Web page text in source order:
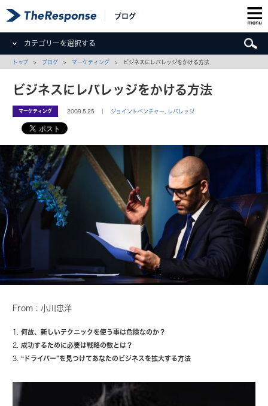
ブログ
カテゴリーを選択する
トップ > ブログ > マーケティング > ビジネスにレバレッジをかける方法
ビジネスにレバレッジをかける方法
マーケティング 2009.5.25 ｜ ジョイントベンチャー レバレッジ
From：小川忠洋
何故、新しいテクニックを使う事は危険なのか？
成功するために必要は戦略の数とは？
“ドライバー”を見つけてあなたのビジネスを拡大する方法